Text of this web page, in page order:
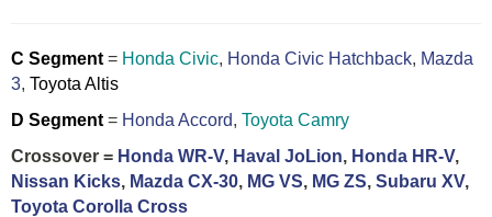
C Segment = Honda Civic, Honda Civic Hatchback, Mazda
3, Toyota Altis
D Segment = Honda Accord, Toyota Camry
Crossover = Honda WR-V, Haval JoLion, Honda HR-V,
Nissan Kicks, Mazda CX-30, MG VS, MG ZS, Subaru XV,
Toyota Corolla Cross